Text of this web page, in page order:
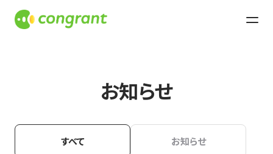
お知らせ
すべて お知らせ